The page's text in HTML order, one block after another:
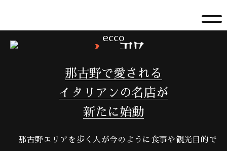
ecco
那古野で愛される
イタリアンの名店が
新たに始動
那古野エリアを歩く人が今のように食事や観光目的で